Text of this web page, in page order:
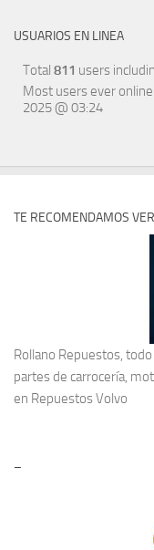
USUARIOS EN LINEA
Total 811 users
Most users ever
2025 @ 03:24
TE RECOMENDAMOS
Rollano Repuestos,
partes de carrocería,
en Repuestos Volvo
–